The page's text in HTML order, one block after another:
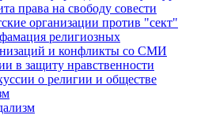
права на свободу совести
организации против "сект"
религиозных
и конфликты со СМИ
в защиту нравственности
о религии и обществе